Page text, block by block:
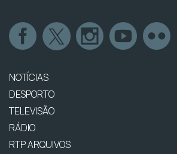
NOTÍCIAS
DESPORTO
TELEVISÃO
RÁDIO
RTP ARQUIVOS